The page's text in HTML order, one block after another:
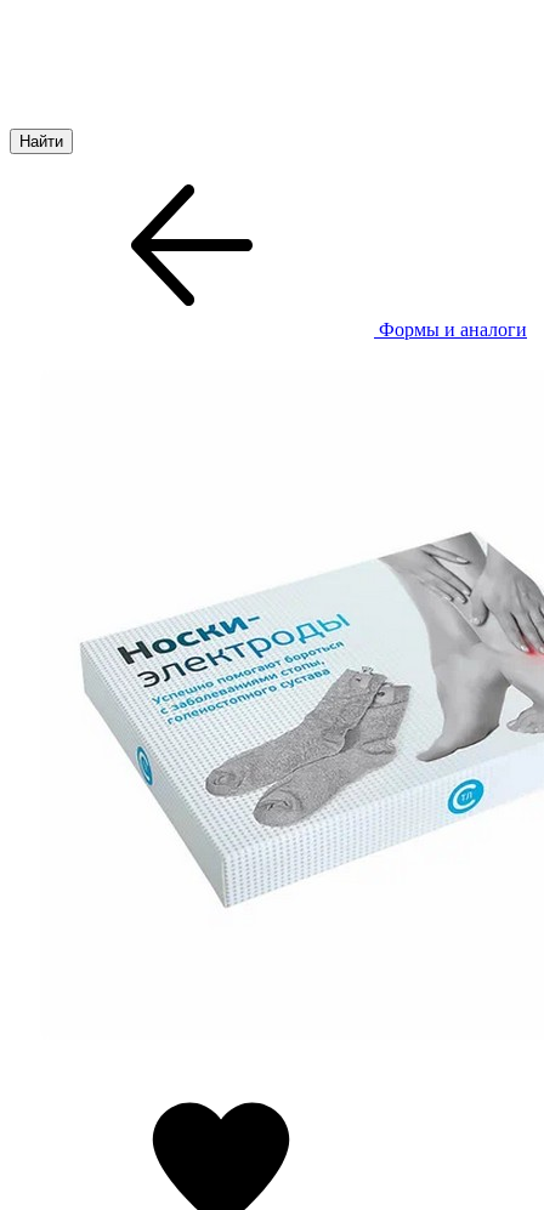
Формы и аналоги